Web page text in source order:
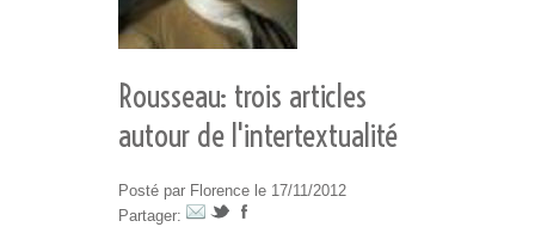
Rousseau: trois articles
autour de l'intertextualité
Posté par Florence le 17/11/2012
Partager: